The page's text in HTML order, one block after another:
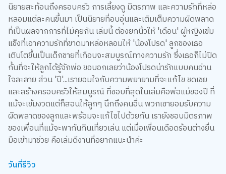
นิยายสะท้อนถึงครอบครัว การเลี้ยงดู มิตรภาพ และความรักที่หล่อ
หลอมแต่ละคนขึ้นมา เป็นนิยายที่อบอุ่นและเติมเต็มความผิดพลาด
ที่เป็นผลจากการที่ไม่คุยกัน เล่มนี้ ต้องยกนิ้วให้ 'เดือน' ผู้หญิงเข้ม
แข็งที่เอาความรักที่ขาดมาหล่อหลอมให้ 'น้องโปรด' ลูกของเธอ
เติบโตขึ้นเป็นเด็กชายที่เกือบจะสมบูรณ์ทางความรัก ซึ่งเธอก็ไม่ปิด
กั้นที่จะให้ลูกได้รู้จักพ่อ ขอบอกเลยว่าน้องโปรดน่ารักแบบคนอ่าน
ใจละลาย ส่วน 'ปี'...เรายอมใจกับความพยายามที่จะแก้ไข ชดเชย
และสร้างครอบครัวให้สมบูรณ์ ที่ชอบที่สุดในเล่มคือพ่อแม่ของปี ที่
แม้จะเข้มงวดแต่ก็สอนให้ลูกๆ นึกถึงคนอื่น พวกเขายอมรับความ
ผิดพลาดของลูกและพร้อมจะแก้ไขไปด้วยกัน เรายังชอบมิตรภาพ
ของเพื่อนที่แม้จะพากันกินเที่ยวเล่น แต่เมื่อเพื่อนเดือดร้อนต่างยื่น
มือเข้ามาช่วย คือเล่มดีงานที่อยากแนะนำค่ะ
วันที่รีวิว